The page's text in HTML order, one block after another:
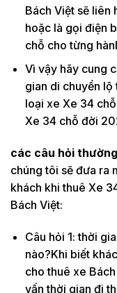
Bách Việt sẽ liên
hoặc là gọi điện
chỗ cho từng
Vì vậy hãy cung
gian di chuyển
loại xe Xe 34
Xe 34 chỗ đời
các câu hỏi
chúng tôi sẽ đưa ra
khách khi thuê Xe
Bách Việt:
Câu hỏi 1: thời
nào?Khi biết
cho thuê xe
vấn thời gian đi